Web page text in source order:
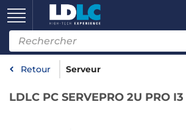
Retour Serveur
LDLC PC SERVEPRO 2U PRO I3